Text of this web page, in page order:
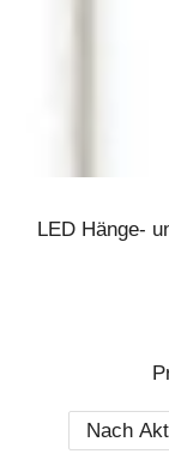
LED Hänge-